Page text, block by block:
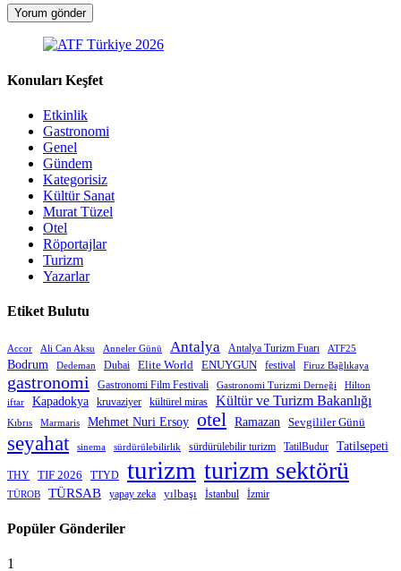
Konuları Keşfet
Etkinlik
Gastronomi
Genel
Gündem
Kategorisiz
Kültür Sanat
Murat Tüzel
Otel
Röportajlar
Turizm
Yazarlar
Etiket Bulutu
Accor Ali Can Aksu Anneler Günü Antalya Antalya Turizm Fuarı ATF25
Bodrum Dedeman Dubai Elite World ENUYGUN festival Firuz Bağlıkaya
gastronomi Gastronomi Film Festivali Gastronomi Turizmi Derneği
Hilton
iftar
Kapadokya kruvaziyer kültürel miras Kültür ve Turizm Bakanlığı
Kıbrıs Marmaris Mehmet Nuri Ersoy otel Ramazan Sevgililer Günü
seyahat sinema sürdürülebilirlik sürdürülebilir turizm TatilBudur Tatilsepeti
THY TIF 2026 TTYD turizm turizm sektörü
TÜROB TÜRSAB yapay zeka yılbaşı İstanbul İzmir
Popüler Gönderiler
1